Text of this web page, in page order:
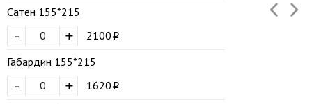
Сатен 155*215
+
-
2100
Габардин 155*215
+
-
1620